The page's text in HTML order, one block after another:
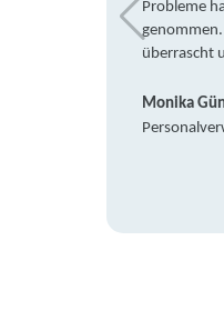
Probleme
überrascht
Monika